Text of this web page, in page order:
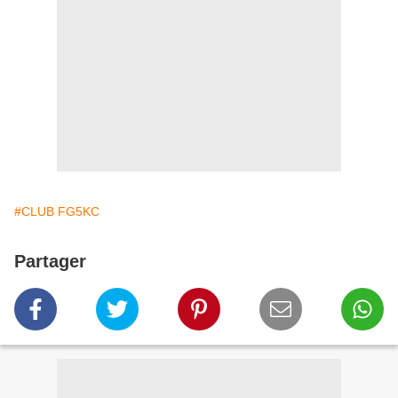
#CLUB FG5KC
Partager